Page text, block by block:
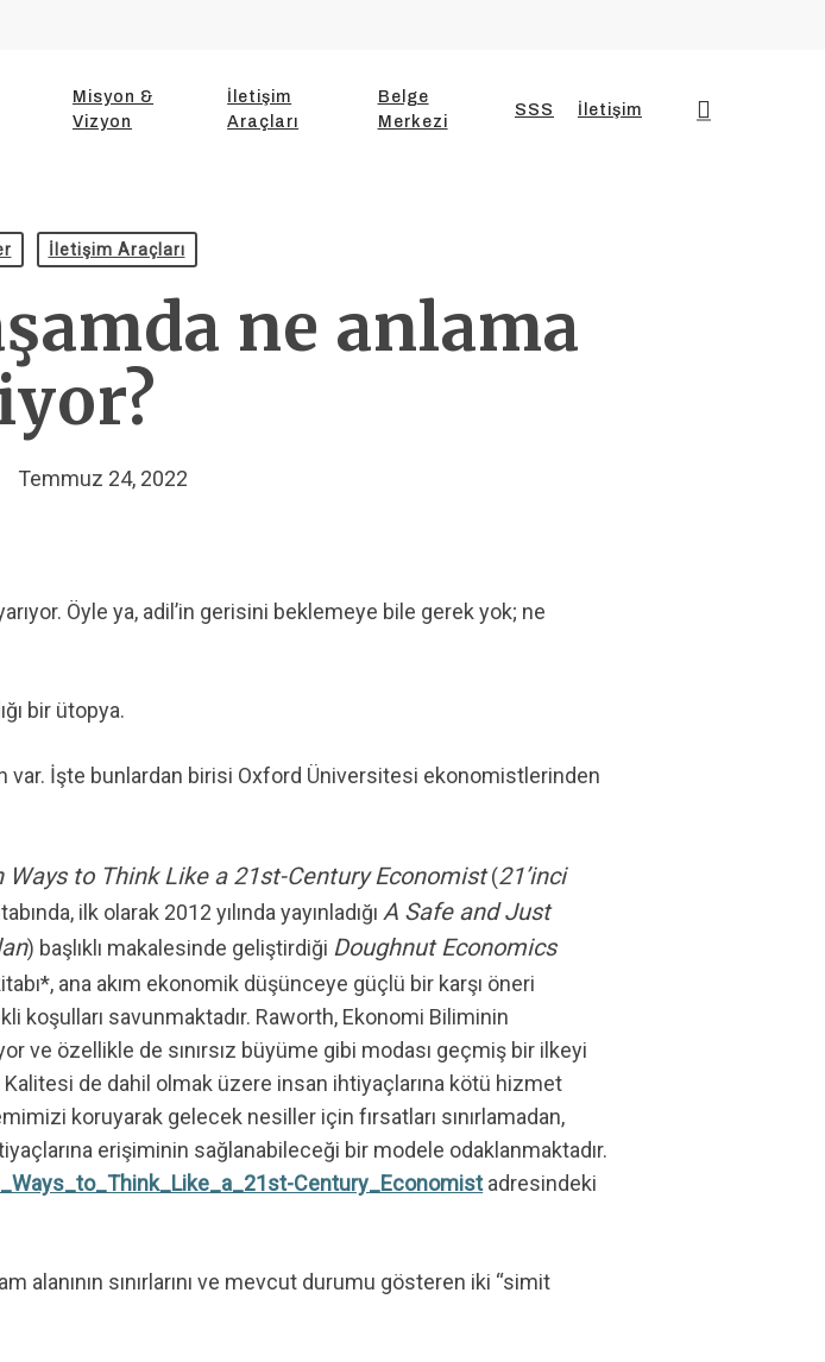
Misyon &
Vizyon
İletişim
Araçları
Belge
Merkezi
SSS İletişim
İletişim Araçları
ne anlama
Temmuz 24, 2022
Öyle ya, adil’in gerisini beklemeye bile gerek yok; ne
bir ütopya.
İşte bunlardan birisi Oxford Üniversitesi ekonomistlerinden
Ways to Think Like a 21st-Century Economist(21’inci
ilk olarak 2012 yılında yayınladığı A Safe and Just
) başlıklı makalesinde geliştirdiği Doughnut Economics
ana akım ekonomik düşünceye güçlü bir karşı öneri
savunmaktadır. Raworth, Ekonomi Biliminin
ve özellikle de sınırsız büyüme gibi modası geçmiş bir ilkeyi
de dahil olmak üzere insan ihtiyaçlarına kötü hizmet
koruyarak gelecek nesiller için fırsatları sınırlamadan,
erişiminin sağlanabileceği bir modele odaklanmaktadır.
Century_Economistadresindeki
alanının sınırlarını ve mevcut durumu gösteren iki “simit